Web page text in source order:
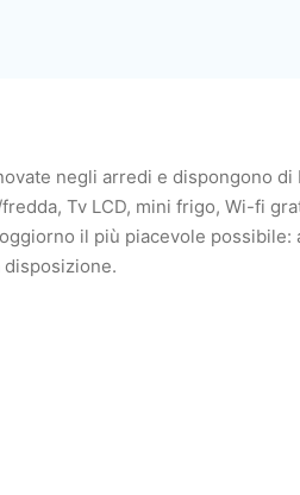
negli arredi e dispongono
Tv LCD, mini frigo, Wi-fi
il più piacevole possibile: